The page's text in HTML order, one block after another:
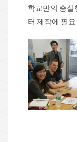
학교만의 충실
터 제작에 필